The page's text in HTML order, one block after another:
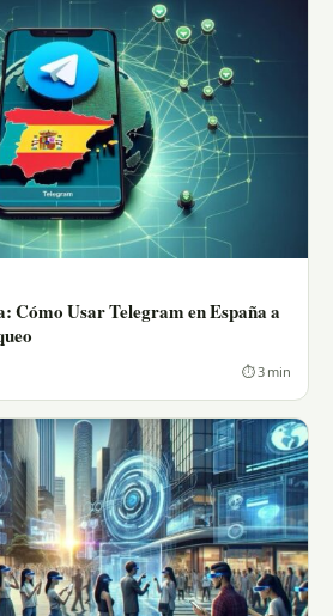
Cómo Usar Telegram en España a
⏱ 3 min